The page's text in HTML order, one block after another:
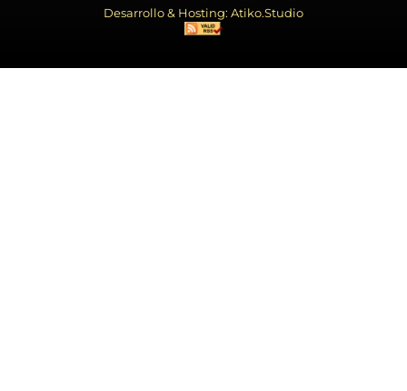
Desarrollo & Hosting: Atiko.Studio